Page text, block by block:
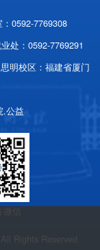
0592-7769308
处：0592-7769291
明校区：福建省厦门
.公益
信
Rights Reserved